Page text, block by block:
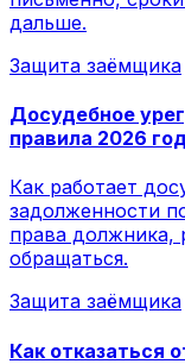
дальше.
Защита заёмщика
Досудебное
правила 2026
Как работает
задолженности
права должника,
обращаться.
Защита заёмщика
Как отказаться